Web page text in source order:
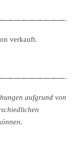
verkauft.
aufgrund von